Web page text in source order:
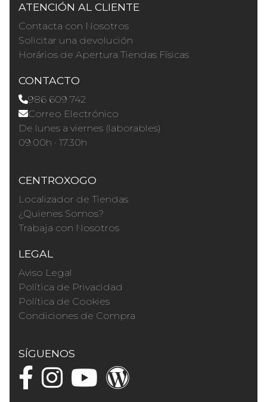
ATENCIÓN AL CLIENTE
Contacta con Nosotros
Solicitar una devolución
Horários de Apertura Tiendas Físicas
CONTACTO
986 609 742
Correo Electrónico
De lunes a viernes (laborables)
09.00h · 17.30h
CENTROXOGO
Localizador de Tiendas
¿Quienes Somos?
Trabaja con Nosotros
LEGAL
Aviso Legal
Política de Privacidad
Política de Cookies
Condiciones de Compra
SÍGUENOS